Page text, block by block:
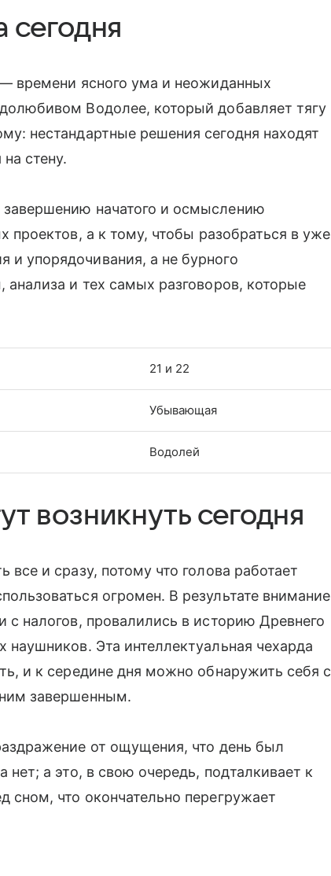
сегодня
времени ясного ума и неожиданных
Водолее, который добавляет тягу
нестандартные решения сегодня находят
стену.
начатого и осмыслению
проектов, а к тому, чтобы разобраться в уже
упорядочивания, а не бурного
и тех самых разговоров, которые
21 и 22
Убывающая
Водолей
возникнуть сегодня
и сразу, потому что голова работает
огромен. В результате внимание
налогов, провалились в историю Древнего
Эта интеллектуальная чехарда
и к середине дня можно обнаружить себя с
завершенным.
от ощущения, что день был
а это, в свою очередь, подталкивает к
сном, что окончательно перегружает